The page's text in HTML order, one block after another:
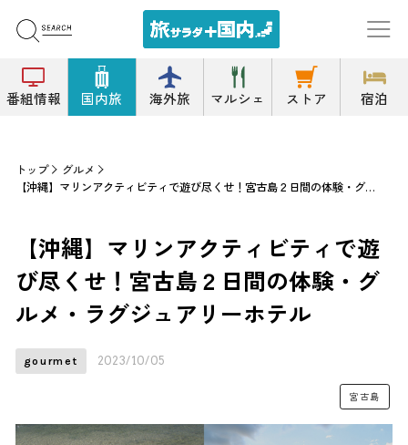
番組情報 国内旅 海外旅 マルシェ ストア 宿泊
トップ
グルメ
【沖縄】マリンアクティビティで遊び尽くせ！宮古島２日間の体験・グルメ・ラグジュアリーホテル
【沖縄】マリンアクティビティで遊
び尽くせ！宮古島２日間の体験・グ
ルメ・ラグジュアリーホテル
gourmet 2023/10/05
宮古島